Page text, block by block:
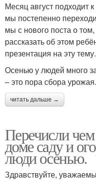
Месяц август подходит
мы постепенно
мы с нового поста о
рассказать об этом
презентация на эту тему.
Осенью у людей много
– это пора сбора урожая.
читать дальше →
Перечисли
доме саду и
люди осенью.
Здравствуйте,